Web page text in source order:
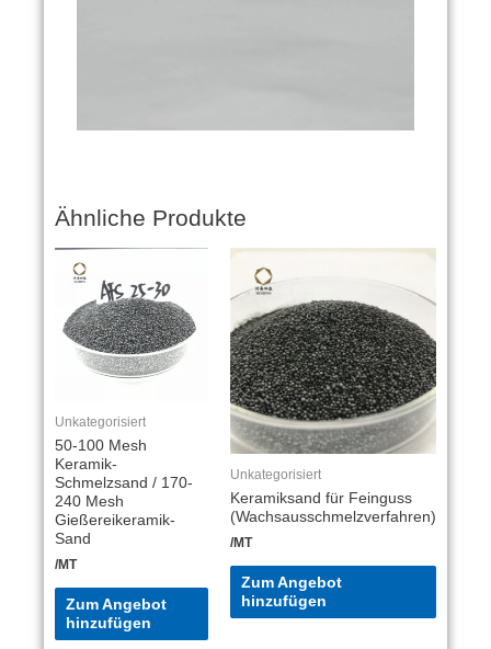
Ähnliche Produkte
Unkategorisiert
50-100 Mesh
Keramik-
Schmelzsand / 170-
240 Mesh
Gießereikeramik-
Sand
/MT
Zum Angebot
hinzufügen
Unkategorisiert
Keramiksand für Feinguss
(Wachsausschmelzverfahren)
/MT
Zum Angebot
hinzufügen